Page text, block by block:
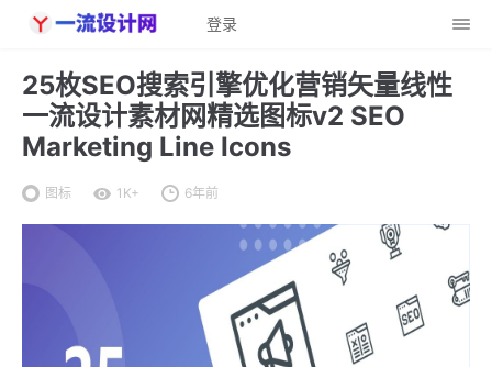
登录
25枚SEO搜索引擎优化营销矢量线性
一流设计素材网精选图标v2 SEO
Marketing Line Icons
图标 1K+ 6年前